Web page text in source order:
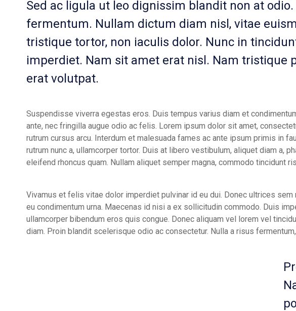
Sed ac ligula ut leo dignissim blandit non at
fermentum. Nullam dictum diam nisl, vitae
tristique tortor, non iaculis dolor. Nunc in
imperdiet. Nam sit amet erat nisl. Nam tristique
erat volutpat.
Suspendisse viverra egestas eros. Duis tempus varius diam et
ante, nec fringilla augue odio ac felis. Lorem ipsum dolor sit amet,
rutrum cursus arcu. Interdum et malesuada fames ac ante ipsum primis in
rutrum nunc a, ullamcorper tortor. Duis at libero vestibulum, aliquet diam a,
eleifend rhoncus quam. Nullam aliquet semper magna, commodo tincidunt
Vivamus et felis vitae dolor imperdiet pulvinar id eu dui. Donec ultrices
eu condimentum urna. Maecenas id nisi a ex sollicitudin commodo. Duis
ullamcorper bibendum eros quis congue. Donec aliquam vel lorem vel
diam. Proin blandit scelerisque odio ac consectetur. Nulla a risus